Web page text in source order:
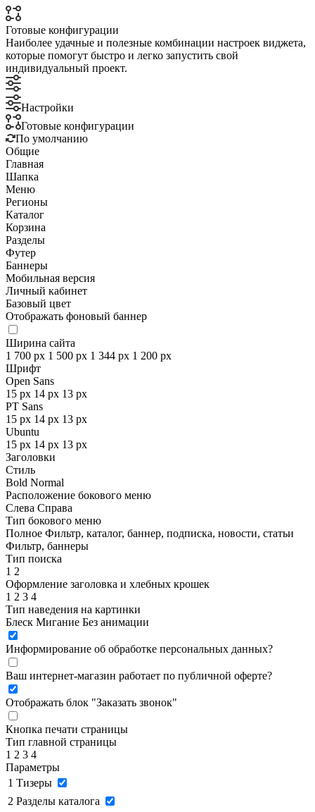
Готовые конфигурации
Наиболее удачные и полезные комбинации настроек виджета,
которые помогут быстро и легко запустить свой
индивидуальный проект.
Настройки
Готовые конфигурации
По умолчанию
Общие
Главная
Шапка
Меню
Регионы
Каталог
Корзина
Разделы
Футер
Баннеры
Мобильная версия
Личный кабинет
Базовый цвет
Отображать фоновый баннер
Ширина сайта
1 700 px 1 500 px 1 344 px 1 200 px
Шрифт
Open Sans
15 px 14 px 13 px
PT Sans
15 px 14 px 13 px
Ubuntu
15 px 14 px 13 px
Заголовки
Стиль
Bold Normal
Расположение бокового меню
Слева Справа
Тип бокового меню
Полное Фильтр, каталог, баннер, подписка, новости, статьи
Фильтр, баннеры
Тип поиска
1 2
Оформление заголовка и хлебных крошек
1 2 3 4
Тип наведения на картинки
Блеск Мигание Без анимации
Информирование об обработке персональных данных?
Ваш интернет-магазин работает по публичной оферте?
Отображать блок "Заказать звонок"
Кнопка печати страницы
Тип главной страницы
1 2 3 4
Параметры
1 Тизеры
2 Разделы каталога